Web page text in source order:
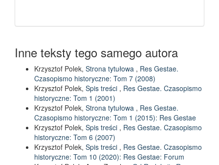
Inne teksty tego samego autora
Krzysztof Polek, Strona tytułowa , Res Gestae.
Czasopismo historyczne: Tom 7 (2008)
Krzysztof Polek, Spis treści , Res Gestae. Czasopismo
historyczne: Tom 1 (2001)
Krzysztof Polek, Strona tytułowa , Res Gestae.
Czasopismo historyczne: Tom 1 (2015): Res Gestae
Krzysztof Polek, Spis treści , Res Gestae. Czasopismo
historyczne: Tom 6 (2007)
Krzysztof Polek, Spis treści , Res Gestae. Czasopismo
historyczne: Tom 10 (2020): Res Gestae: Forum